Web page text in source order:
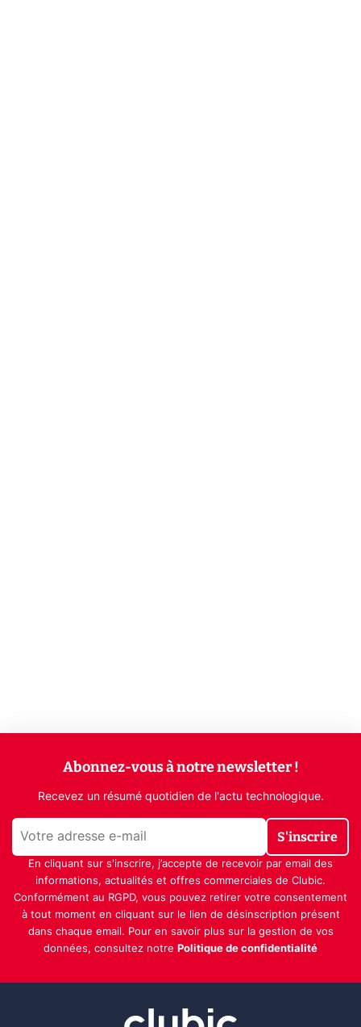
Abonnez-vous à notre newsletter !
Recevez un résumé quotidien de l'actu technologique.
S'inscrire
En cliquant sur s'inscrire, j’accepte de recevoir par email des
informations, actualités et offres commerciales de Clubic.
Conformément au RGPD, vous pouvez retirer votre consentement
à tout moment en cliquant sur le lien de désinscription présent
dans chaque email. Pour en savoir plus sur la gestion de vos
données, consultez notre Politique de confidentialité